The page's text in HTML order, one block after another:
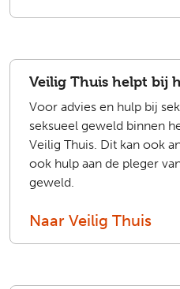
Veilig Thuis helpt bij
Voor advies en hulp bij
seksueel geweld binnen
Veilig Thuis. Dit kan ook
ook hulp aan de pleger
geweld.
Naar Veilig Thuis